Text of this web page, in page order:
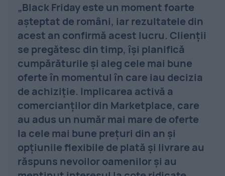
„Black Friday este un moment foarte
aşteptat de români, iar rezultatele din
acest an confirmă acest lucru. Clienţii
se pregătesc din timp, îşi planifică
cumpărăturile şi aleg cele mai bune
oferte în momentul în care iau decizia
de achiziţie. Implicarea activă a
comercianţilor din Marketplace, care
au adus un număr mai mare de oferte
la cele mai bune preţuri din an şi
opţiunile flexibile de plată şi livrare au
răspuns nevoilor oamenilor şi au